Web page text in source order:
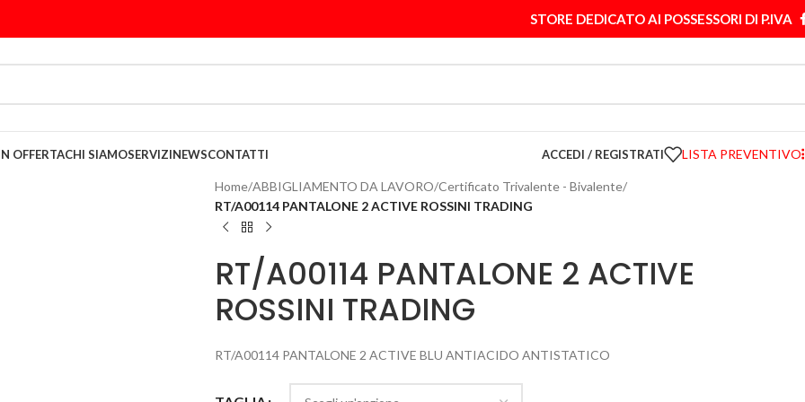
STORE DEDICATO AI POSSESSORI DI P.IVA
OFFERTACHI SIAMOSERVIZINEWSCONTATTI ACCEDI / REGISTRATI LISTA PREVENTIVO
Home/ABBIGLIAMENTO DA LAVORO/Certificato Trivalente - Bivalente/
RT/A00114 PANTALONE 2 ACTIVE ROSSINI TRADING
RT/A00114 PANTALONE 2 ACTIVE
ROSSINI TRADING
RT/A00114 PANTALONE 2 ACTIVE BLU ANTIACIDO ANTISTATICO